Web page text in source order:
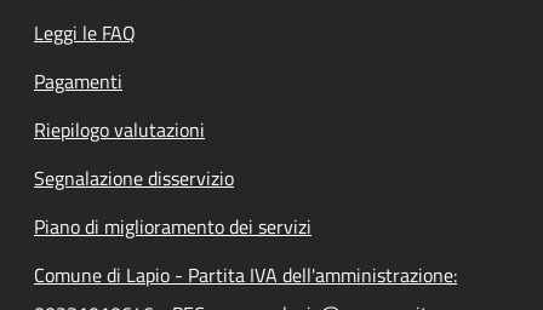
Leggi le FAQ
Pagamenti
Riepilogo valutazioni
Segnalazione disservizio
Piano di miglioramento dei servizi
Comune di Lapio - Partita IVA dell'amministrazione: